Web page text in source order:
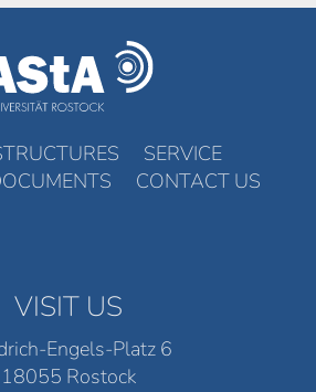
SERVICE
CONTACT US
VISIT US
Engels-Platz 6
18055 Rostock